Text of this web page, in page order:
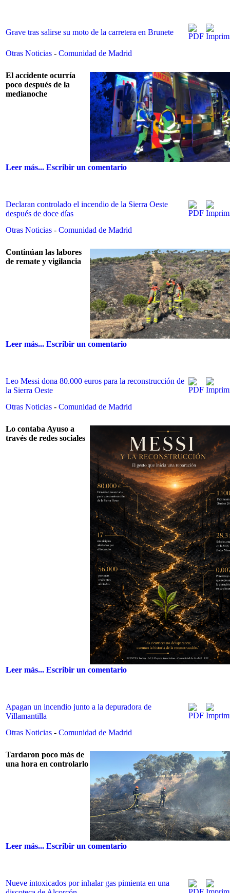
Grave tras salirse su moto de la carretera en Brunete
Otras Noticias - Comunidad de Madrid
El accidente ocurría
poco después de la
medianoche
Leer más... Escribir un comentario
Declaran controlado el incendio de la Sierra Oeste
después de doce días
Otras Noticias - Comunidad de Madrid
Continúan las labores
de remate y vigilancia
Leer más... Escribir un comentario
Leo Messi dona 80.000 euros para la reconstrucción de
la Sierra Oeste
Otras Noticias - Comunidad de Madrid
Lo contaba Ayuso a
través de redes sociales
Leer más... Escribir un comentario
Apagan un incendio junto a la depuradora de
Villamantilla
Otras Noticias - Comunidad de Madrid
Tardaron poco más de
una hora en controlarlo
Leer más... Escribir un comentario
Nueve intoxicados por inhalar gas pimienta en una